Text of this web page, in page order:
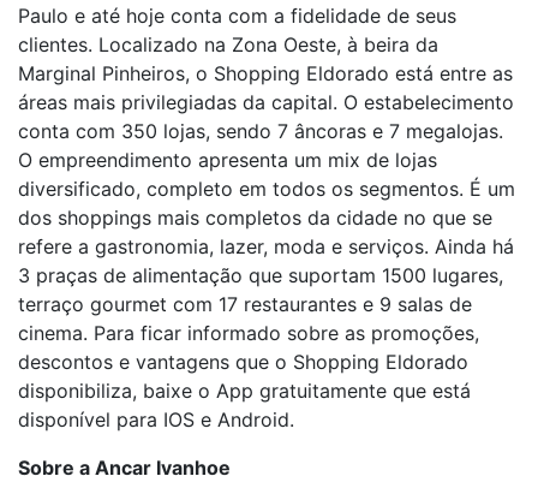
Paulo e até hoje conta com a fidelidade de seus
clientes. Localizado na Zona Oeste, à beira da
Marginal Pinheiros, o Shopping Eldorado está entre as
áreas mais privilegiadas da capital. O estabelecimento
conta com 350 lojas, sendo 7 âncoras e 7 megalojas.
O empreendimento apresenta um mix de lojas
diversificado, completo em todos os segmentos. É um
dos shoppings mais completos da cidade no que se
refere a gastronomia, lazer, moda e serviços. Ainda há
3 praças de alimentação que suportam 1500 lugares,
terraço gourmet com 17 restaurantes e 9 salas de
cinema. Para ficar informado sobre as promoções,
descontos e vantagens que o Shopping Eldorado
disponibiliza, baixe o App gratuitamente que está
disponível para IOS e Android.
Sobre a Ancar Ivanhoe